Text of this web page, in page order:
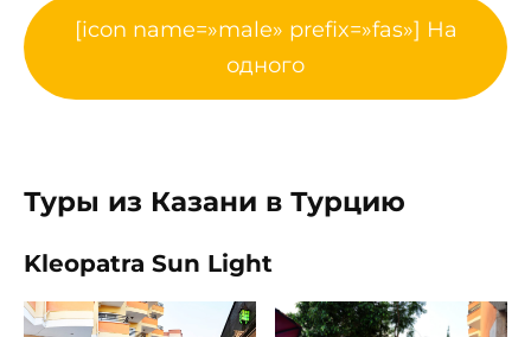
[icon name=»male» prefix=»fas»] На
одного
Туры из Казани в Турцию
Kleopatra Sun Light